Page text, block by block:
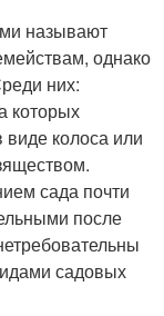
называют
однако
них:
которых
колоса или
сада почти
после
садовых